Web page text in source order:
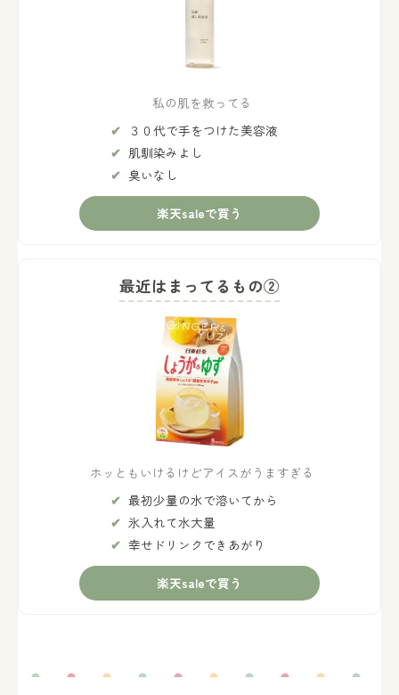
私の肌を救ってる
３０代で手をつけた美容液
肌馴染みよし
臭いなし
楽天saleで買う
最近はまってるもの②
ホッともいけるけどアイスがうますぎる
最初少量の水で溶いてから
氷入れて水大量
幸せドリンクできあがり
楽天saleで買う